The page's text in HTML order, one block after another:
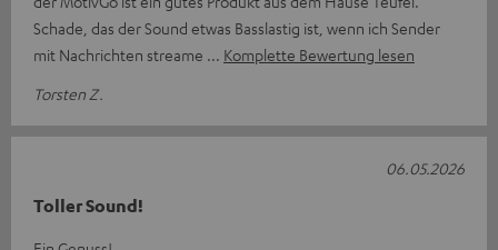
Schade, das der Sound etwas Basslastig ist, wenn ich Sender
mit Nachrichten streame
Komplette Bewertung lesen
Torsten Z.
Toller Sound!
06.05.2026